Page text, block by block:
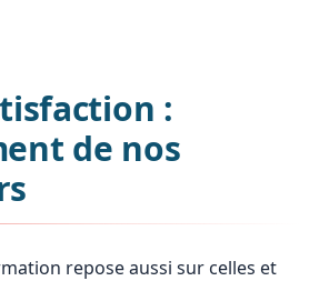
:
de nos
repose aussi sur celles et